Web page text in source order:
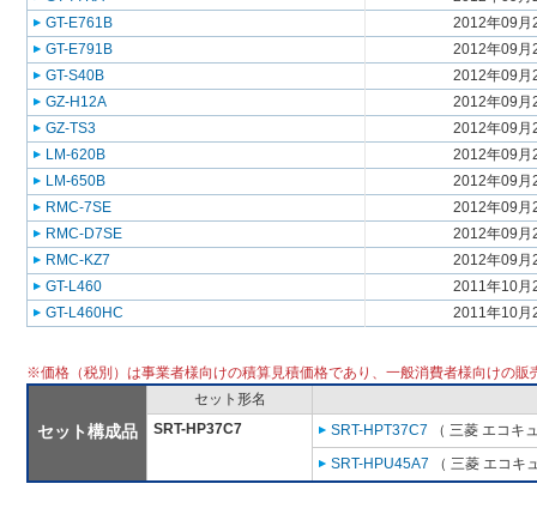
GT-E761B
2012年09月
GT-E791B
2012年09月
GT-S40B
2012年09月
GZ-H12A
2012年09月
GZ-TS3
2012年09月
LM-620B
2012年09月
LM-650B
2012年09月
RMC-7SE
2012年09月
RMC-D7SE
2012年09月
RMC-KZ7
2012年09月
GT-L460
2011年10月
GT-L460HC
2011年10月
※価格（税別）は事業者様向けの積算見積価格であり、一般消費者様向けの販
セット構成品
セット形名
SRT-HP37C7
SRT-HPT37C7 （ 三菱 エコキ
SRT-HPU45A7 （ 三菱 エコキ